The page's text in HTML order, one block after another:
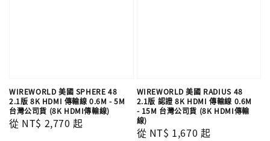
WIREWORLD 美國 SPHERE 48
2.1版 8K HDMI 傳輸線 0.6M - 5M
台灣公司貨 (8K HDMI傳輸線)
Regular
從 NT$ 2,770 起
WIREWORLD 美國 RADIUS 48
2.1版 認證 8K HDMI 傳輸線 0.6M
- 15M 台灣公司貨 (8K HDMI傳輸
線)
Regular
從 NT$ 1,670 起